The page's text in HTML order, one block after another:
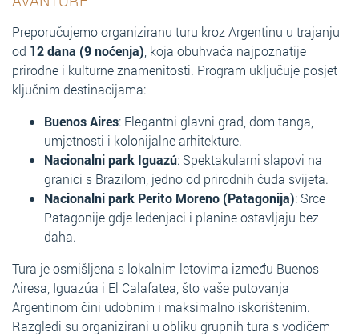
Preporučujemo organiziranu turu kroz Argentinu u trajanju
od 12 dana (9 noćenja) , koja obuhvaća najpoznatije
prirodne i kulturne znamenitosti. Program uključuje posjet
ključnim destinacijama:
Buenos Aires: Elegantni glavni grad, dom tanga,
umjetnosti i kolonijalne arhitekture.
Nacionalni park Iguazú: Spektakularni slapovi na
granici s Brazilom, jedno od prirodnih čuda svijeta.
Nacionalni park Perito Moreno (Patagonija): Srce
Patagonije gdje ledenjaci i planine ostavljaju bez
daha.
Tura je osmišljena s lokalnim letovima između Buenos
Airesa, Iguazúa i El Calafatea, što vaše putovanja
Argentinom čini udobnim i maksimalno iskorištenim.
Razgledi su organizirani u obliku grupnih tura s vodičem